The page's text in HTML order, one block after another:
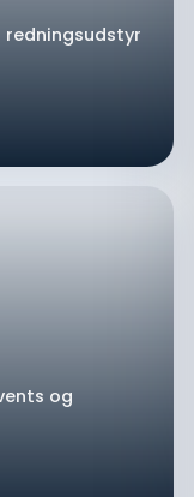
og